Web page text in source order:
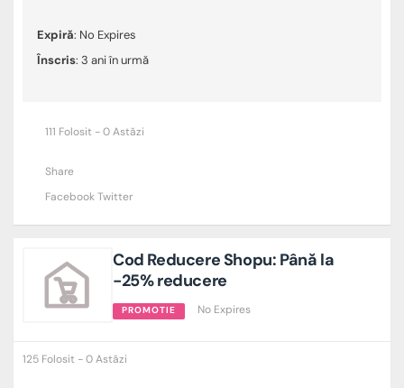
Expiră: No Expires
Înscris: 3 ani în urmă
111 Folosit - 0 Astăzi
Share
FacebookTwitter
Cod Reducere Shopu: Până la
-25% reducere
PROMOTIE No Expires
125 Folosit - 0 Astăzi